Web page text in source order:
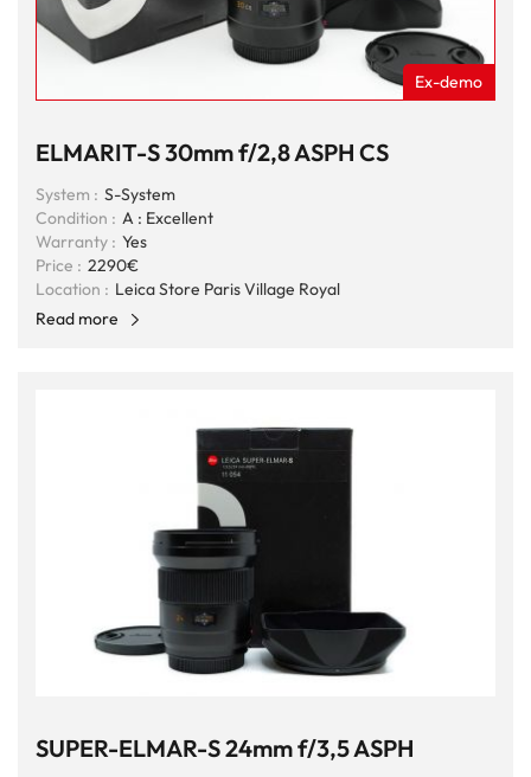
Ex-demo
ELMARIT-S 30mm f/2,8 ASPH CS
System : S-System
Condition : A : Excellent
Warranty : Yes
Price : 2290€
Location : Leica Store Paris Village Royal
Read more
SUPER-ELMAR-S 24mm f/3,5 ASPH